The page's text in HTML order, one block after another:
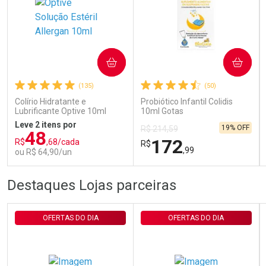
Ativar Desconto
Comprar sem Desconto
Por R$ 29,30/cada
Comprar sem Desconto
Por R$ 29,30/cada
(135)
Colírio Hidratante e
Lubrificante Optive 10ml
Leve 2 itens por
R$48,68/cada
ou R$ 64,90/un
COMPRAR
FECHAR
Laboratório
FECHAR
Por Menos
(50)
Probiótico Infantil Colidis
10ml Gotas
R$ 214,59
R$172,99
19% OFF
COMPRAR
Por Menos
Destaques Lojas parceiras
OFERTAS DO DIA OFERTAS DO DIA